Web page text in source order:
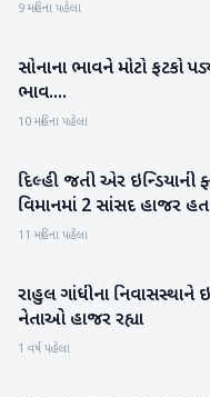
9 મહિના પહેલા
બિઝનેસ
સોનાના ભાવને મોટો ફટકો
ભાવ....
10 મહિના પહેલા
રાષ્ટ્રીય
દિલ્હી જતી એર ઇન્ડિયાની
વિમાનમાં 2 સાંસદ હાજર
11 મહિના પહેલા
રાષ્ટ્રીય
રાહુલ ગાંધીના નિવાસસ્થાને
નેતાઓ હાજર રહ્યા
1 વર્ષ પહેલા